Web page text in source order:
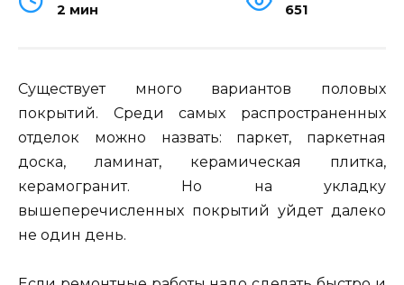
2 мин 651
Существует много вариантов половых
покрытий. Среди самых распространенных
отделок можно назвать: паркет, паркетная
доска, ламинат, керамическая плитка,
керамогранит. Но на укладку
вышеперечисленных покрытий уйдет далеко
не один день.